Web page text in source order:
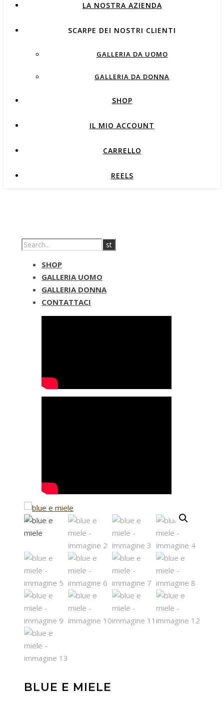
LA NOSTRA AZIENDA
SCARPE DEI NOSTRI CLIENTI
GALLERIA DA UOMO
GALLERIA DA DONNA
SHOP
IL MIO ACCOUNT
CARRELLO
REELS
SHOP
GALLERIA UOMO
GALLERIA DONNA
CONTATTACI
BLUE E MIELE